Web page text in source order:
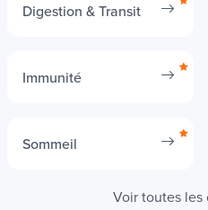
Digestion & Transit
Immunité
Sommeil
Voir toutes les